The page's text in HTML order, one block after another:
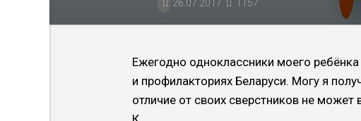
26.07.2017 1157
Ежегодно одноклассники моего
и профилакториях Бе­ларуси. Могу я
отличие от своих сверстников не